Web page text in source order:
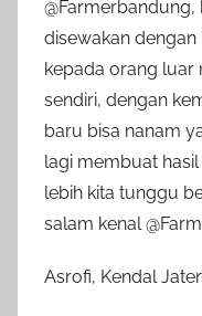
disewakan
kepada orang luar
sendiri, dengan
baru bisa nanam
lagi membuat
lebih kita tunggu
salam kenal
Asrofi, Kendal